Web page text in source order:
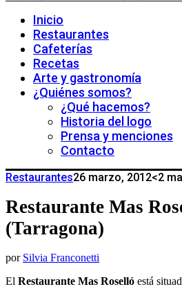
Inicio
Restaurantes
Cafeterías
Recetas
Arte y gastronomía
¿Quiénes somos?
¿Qué hacemos?
Historia del logo
Prensa y menciones
Contacto
Restaurantes26 marzo, 2012<2
Restaurante Mas
(Tarragona)
por Silvia Franconetti
El Restaurante Mas Roselló está